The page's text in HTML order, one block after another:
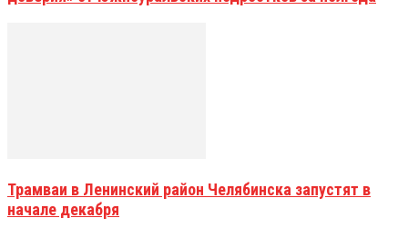
Трамваи в Ленинский район Челябинска запустят в
начале декабря